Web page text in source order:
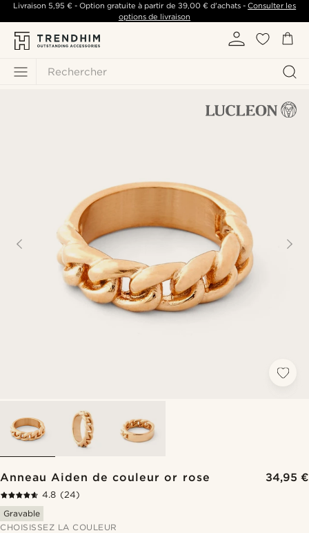
Rechercher
Livraison 5,95 €- Option gratuite à partir de 39,00 €d'achats -Consulter les
options de livraison
Anneau Aiden de couleur or rose 34,95 €
4.8 (24)
Gravable
CHOISISSEZ LA COULEUR